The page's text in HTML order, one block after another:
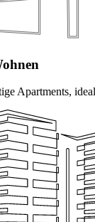
Apartments,